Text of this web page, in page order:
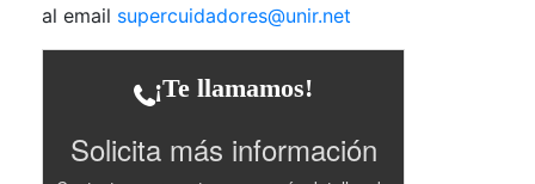
al email supercuidadores@unir.net
¡Te llamamos!
Solicita más información